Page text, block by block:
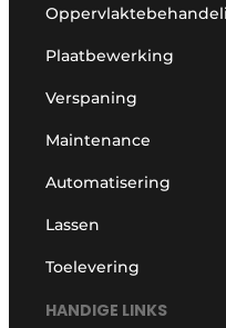
Plaatbewerking
Verspaning
Maintenance
Automatisering
Lassen
Toelevering
HANDIGE LINKS